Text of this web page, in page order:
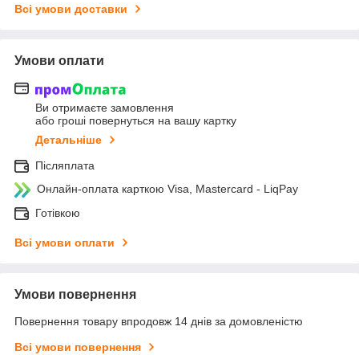
Всі умови доставки
Умови оплати
Ви отримаєте замовлення
або гроші повернуться на вашу картку
Детальніше
Післяплата
Онлайн-оплата карткою Visa, Mastercard - LiqPay
Готівкою
Всі умови оплати
Умови повернення
Повернення товару впродовж 14 днів за домовленістю
Всі умови повернення